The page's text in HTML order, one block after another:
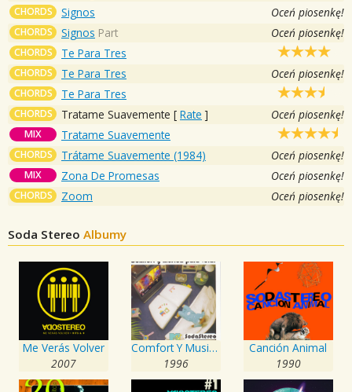
CHORDS Signos Oceń piosenkę!
CHORDS Signos Part Oceń piosenkę!
CHORDS Te Para Tres
CHORDS Te Para Tres Oceń piosenkę!
CHORDS Te Para Tres
CHORDS Tratame Suavemente [ Rate ] Oceń piosenkę!
MIX Tratame Suavemente
CHORDS Trátame Suavemente (1984) Oceń piosenkę!
MIX Zona De Promesas Oceń piosenkę!
CHORDS Zoom Oceń piosenkę!
Soda Stereo Albumy
Me Verás Volver
2007
Comfort Y Musica Para Volar
1996
Canción Animal
1990